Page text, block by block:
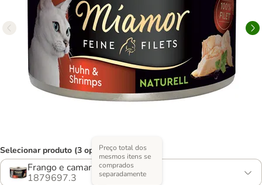
Selecionar produto (3 opções)
Frango e camarão
1879697.3
Preço total dos
mesmos itens se
comprados
separadamente